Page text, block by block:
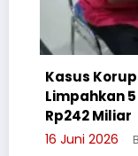
Kasus
Limpahkan 5
Rp242 Miliar
16 Juni 2026